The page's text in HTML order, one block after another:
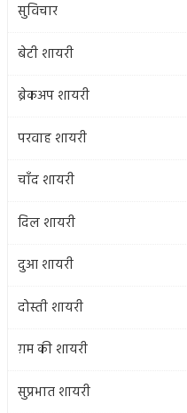
सुविचार
बेटी शायरी
ब्रेकअप शायरी
परवाह शायरी
चाँद शायरी
दिल शायरी
दुआ शायरी
दोस्ती शायरी
ग़म की शायरी
सुप्रभात शायरी